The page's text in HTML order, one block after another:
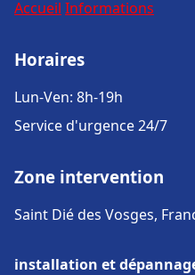
Accueil Informations
Horaires
Lun-Ven: 8h-19h
Service d'urgence 24/7
Zone intervention
Saint Dié des Vosges,
installation et